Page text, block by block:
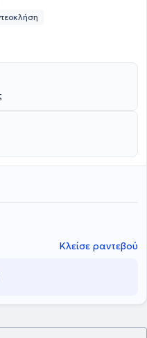
Κλείσε ραντεβού